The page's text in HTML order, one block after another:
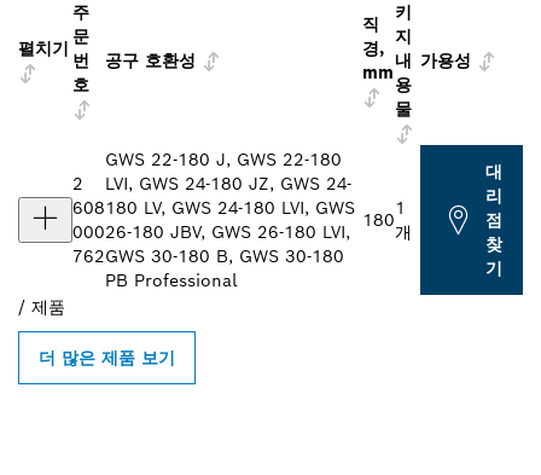
펼치기
주
문
번
호
공구 호환성
직
경,
mm
키
지
내
용
물
가용성
2
608
000
762
GWS 22-180 J, GWS 22-180
LVI, GWS 24-180 JZ, GWS 24-
180 LV, GWS 24-180 LVI, GWS
26-180 JBV, GWS 26-180 LVI,
GWS 30-180 B, GWS 30-180
PB Professional
180
1
개
대
리
점
찾
기
/ 제품
더 많은 제품 보기